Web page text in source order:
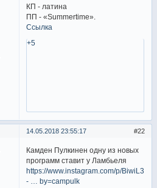
КП - латина
ПП - «Summertime».
Ссылка
+5
22
14.05.2018 23:55:17
Камден Пулкинен одну из новых
программ ставит у Ламбьеля
https://www.instagram.com/p/
- … by=campulk